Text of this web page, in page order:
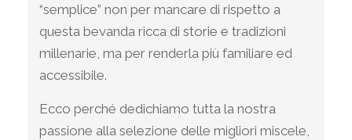
“semplice” non per mancare di rispetto a
questa bevanda ricca di storie e tradizioni
millenarie, ma per renderla più familiare ed
accessibile.
Ecco perché dedichiamo tutta la nostra
passione alla selezione delle migliori miscele,